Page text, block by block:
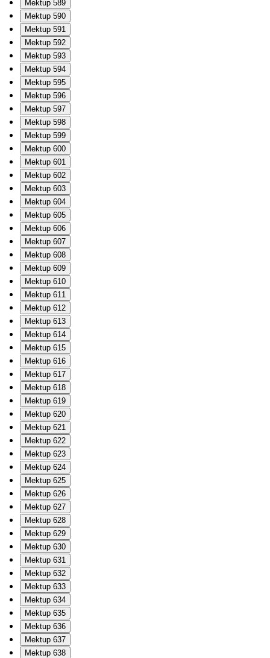
Mektup 589
Mektup 590
Mektup 591
Mektup 592
Mektup 593
Mektup 594
Mektup 595
Mektup 596
Mektup 597
Mektup 598
Mektup 599
Mektup 600
Mektup 601
Mektup 602
Mektup 603
Mektup 604
Mektup 605
Mektup 606
Mektup 607
Mektup 608
Mektup 609
Mektup 610
Mektup 611
Mektup 612
Mektup 613
Mektup 614
Mektup 615
Mektup 616
Mektup 617
Mektup 618
Mektup 619
Mektup 620
Mektup 621
Mektup 622
Mektup 623
Mektup 624
Mektup 625
Mektup 626
Mektup 627
Mektup 628
Mektup 629
Mektup 630
Mektup 631
Mektup 632
Mektup 633
Mektup 634
Mektup 635
Mektup 636
Mektup 637
Mektup 638